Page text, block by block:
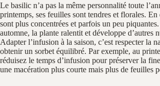
Le basilic n’a pas la même personnalité toute
printemps, ses feuilles sont tendres et florales. En
sont plus concentrées et parfois un peu
automne, la plante ralentit et développe d’autres
Adapter l’infusion à la saison, c’est respecter la
obtenir un sorbet équilibré. Par exemple, au
réduisez le temps d’infusion pour préserver la
une macération plus courte mais plus de feuilles